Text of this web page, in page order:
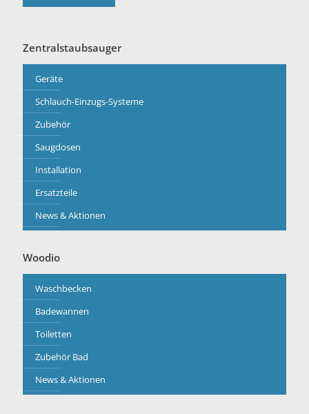
Zentralstaubsauger
Geräte
Schlauch-Einzugs-Systeme
Zubehör
Saugdosen
Installation
Ersatzteile
News & Aktionen
Woodio
Waschbecken
Badewannen
Toiletten
Zubehör Bad
News & Aktionen